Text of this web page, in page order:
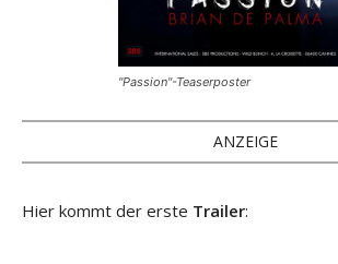
"Passion"-Teaserposter
ANZEIGE
Hier kommt der erste Trailer: